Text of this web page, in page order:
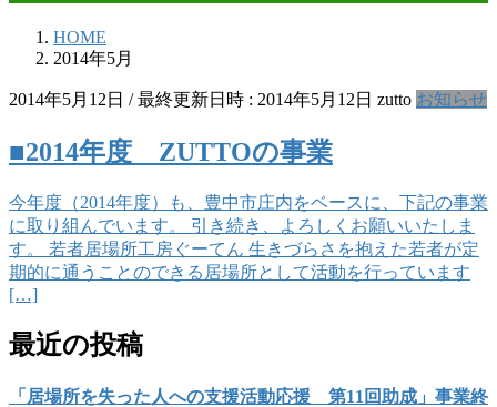
HOME
2014年5月
2014年5月12日 / 最終更新日時 : 2014年5月12日 zutto お知らせ
■2014年度 ZUTTOの事業
今年度（2014年度）も、豊中市庄内をベースに、下記の事業
に取り組んでいます。 引き続き、よろしくお願いいたしま
す。 若者居場所工房ぐーてん 生きづらさを抱えた若者が定
期的に通うことのできる居場所として活動を行っています
[…]
最近の投稿
「居場所を失った人への支援活動応援 第11回助成」事業終